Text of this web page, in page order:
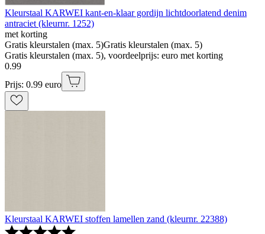
Kleurstaal KARWEI kant-en-klaar gordijn lichtdoorlatend denim
antraciet (kleurnr. 1252)
met korting
Gratis kleurstalen (max. 5)Gratis kleurstalen (max. 5)
Gratis kleurstalen (max. 5), voordeelprijs: euro met korting
0.99
Prijs: 0.99 euro
Kleurstaal KARWEI stoffen lamellen zand (kleurnr. 22388)